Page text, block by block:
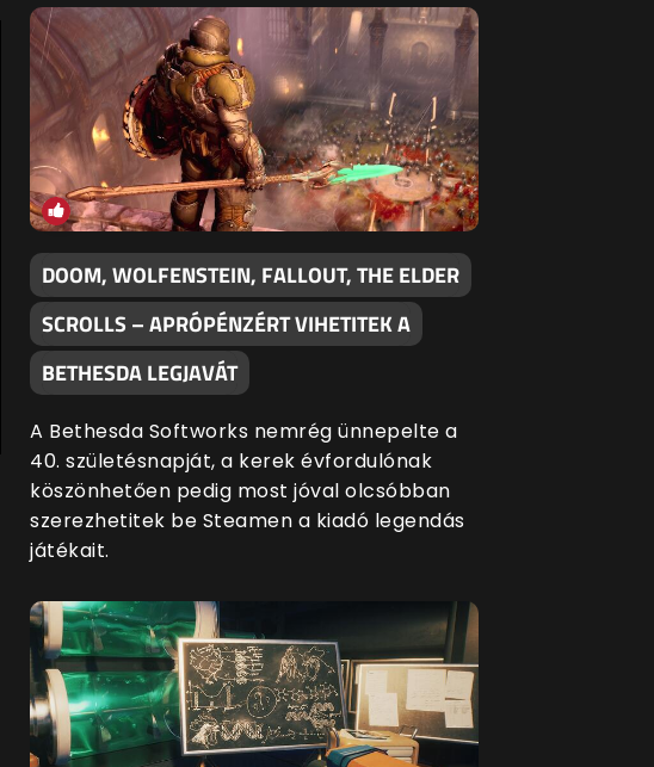
DOOM, WOLFENSTEIN, FALLOUT, THE ELDER
SCROLLS – APRÓPÉNZÉRT VIHETITEK A
BETHESDA LEGJAVÁT
A Bethesda Softworks nemrég ünnepelte a
40. születésnapját, a kerek évfordulónak
köszönhetően pedig most jóval olcsóbban
szerezhetitek be Steamen a kiadó legendás
játékait.